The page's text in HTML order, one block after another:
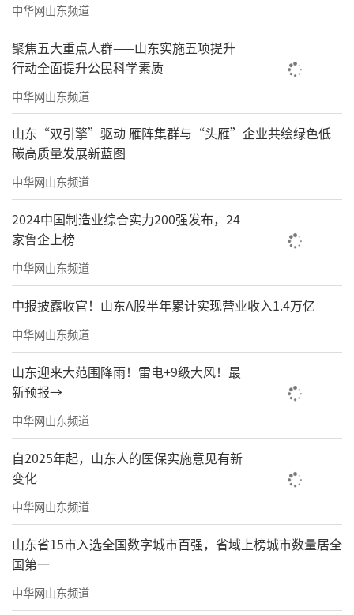
中华网山东频道
聚焦五大重点人群——山东实施五项提升
行动全面提升公民科学素质
中华网山东频道
山东“双引擎”驱动 雁阵集群与“头雁”企业共绘绿色低
碳高质量发展新蓝图
中华网山东频道
2024中国制造业综合实力200强发布，24
家鲁企上榜
中华网山东频道
中报披露收官！山东A股半年累计实现营业收入1.4万亿
中华网山东频道
山东迎来大范围降雨！雷电+9级大风！最
新预报→
中华网山东频道
自2025年起，山东人的医保实施意见有新
变化
中华网山东频道
山东省15市入选全国数字城市百强，省域上榜城市数量居全
国第一
中华网山东频道